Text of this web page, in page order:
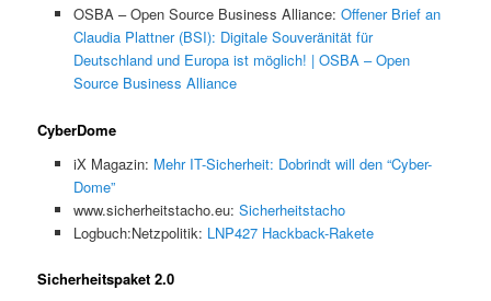
OSBA – Open Source Business Alliance: Offener Brief an
Claudia Plattner (BSI): Digitale Souveränität für
Deutschland und Europa ist möglich! | OSBA – Open
Source Business Alliance
CyberDome
iX Magazin: Mehr IT-Sicherheit: Dobrindt will den “Cyber-
Dome”
www.sicherheitstacho.eu: Sicherheitstacho
Logbuch:Netzpolitik: LNP427 Hackback-Rakete
Sicherheitspaket 2.0